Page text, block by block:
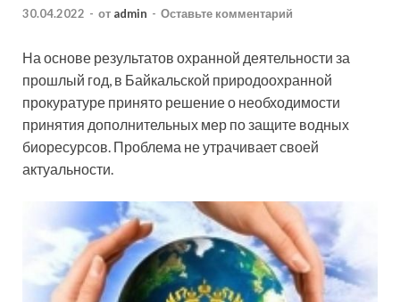
30.04.2022 - от admin - Оставьте комментарий
На основе результатов охранной деятельности за
прошлый год, в Байкальской природоохранной
прокуратуре принято решение о необходимости
принятия дополнительных мер по защите водных
биоресурсов. Проблема не утрачивает своей
актуальности.